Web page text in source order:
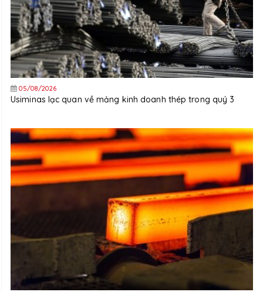
05/08/2026
Usiminas lạc quan về mảng kinh doanh thép trong quý 3